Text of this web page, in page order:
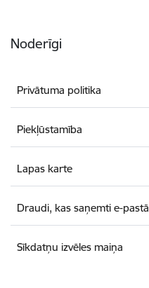
Noderīgi
Privātuma politika
Piekļūstamība
Lapas karte
Draudi, kas saņemti e-pastā
Sīkdatņu izvēles maiņa